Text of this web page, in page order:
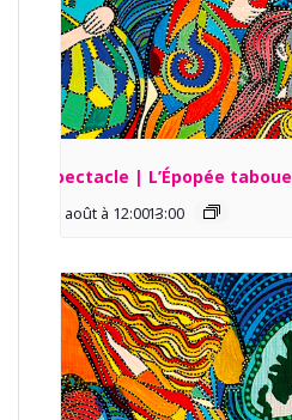
Spectacle | L’Épopée taboue
13 août à 12:00 -
13:00